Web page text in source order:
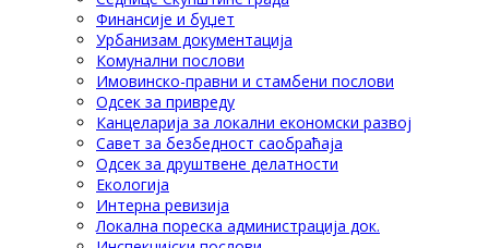
Финансије и буџет
Урбанизам документација
Комунални послови
Имовинско-правни и стамбени послови
Одсек за привреду
Канцеларија за локални економски развој
Савет за безбедност саобраћаја
Одсек за друштвене делатности
Eкологија
Интерна ревизија
Локална пореска администрација док.